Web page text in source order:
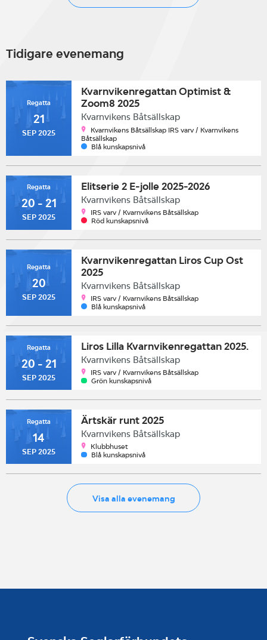
Tidigare evenemang
Regatta
21
SEP 2025
Kvarnvikenregattan Optimist &
Zoom8 2025
Kvarnvikens Båtsällskap
Kvarnvikens Båtsällskap IRS varv / Kvarnvikens
Båtsällskap
Blå kunskapsnivå
Regatta
20 - 21
SEP 2025
Elitserie 2 E-jolle 2025-2026
Kvarnvikens Båtsällskap
IRS varv / Kvarnvikens Båtsällskap
Röd kunskapsnivå
Regatta
20
SEP 2025
Kvarnvikenregattan Liros Cup Ost
2025
Kvarnvikens Båtsällskap
IRS varv / Kvarnvikens Båtsällskap
Blå kunskapsnivå
Regatta
20 - 21
SEP 2025
Liros Lilla Kvarnvikenregattan 2025.
Kvarnvikens Båtsällskap
IRS varv / Kvarnvikens Båtsällskap
Grön kunskapsnivå
Regatta
14
SEP 2025
Ärtskär runt 2025
Kvarnvikens Båtsällskap
Klubbhuset
Blå kunskapsnivå
Visa alla evenemang